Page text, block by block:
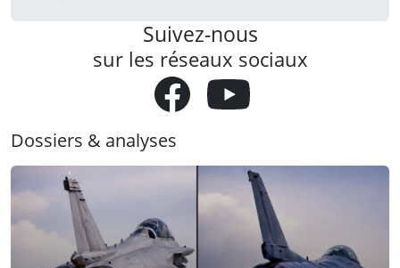
Suivez-nous
sur les réseaux sociaux
Dossiers & analyses